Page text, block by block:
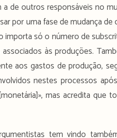
a de outros responsáveis no
por uma fase de mudança
importa só o número de
às produções.
aos gastos de produção,
nestes processos
mas acredita que
tem vindo